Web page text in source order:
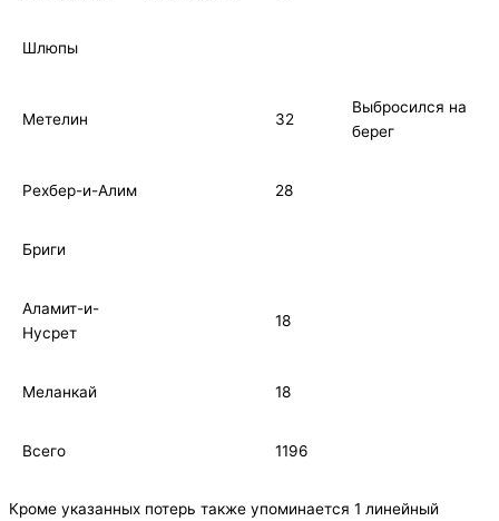
Шлюпы
Метелин 32
Выбросился на
берег
Рехбер-и-Алим 28
Бриги
Аламит-и-
Нусрет
18
Меланкай 18
Всего 1196
Кроме указанных потерь также упоминается 1 линейный